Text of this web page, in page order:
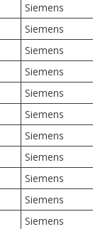
Siemens
Siemens
Siemens
Siemens
Siemens
Siemens
Siemens
Siemens
Siemens
Siemens
Siemens